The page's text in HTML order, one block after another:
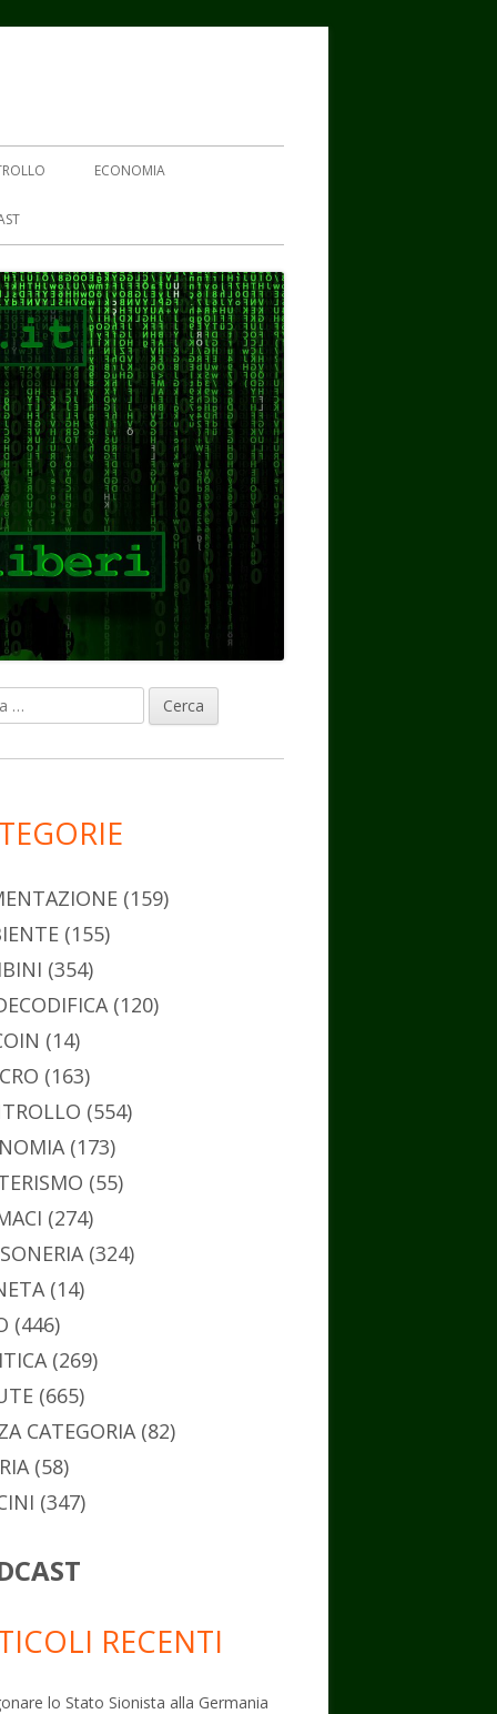
ECONOMIA
(159)
(155)
(354)
(120)
(14)
(163)
(554)
(173)
(55)
(274)
(324)
(14)
(446)
(269)
(665)
CATEGORIA(82)
(58)
(347)
RECENTI
lo Stato Sionista alla Germania